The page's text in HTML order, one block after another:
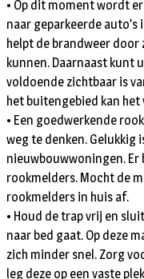
• Op dit moment wordt
naar geparkeerde
helpt de brandweer
kunnen. Daarnaast kunt
voldoende zichtbaar is
het buitengebied kan
• Een goedwerkende
weg te denken. Gelukkig
nieuwbouwwoningen. Er
rookmelders. Mocht de
rookmelders in huis af.
• Houd de trap vrij en
naar bed gaat. Op deze
zich minder snel. Zorg
leg deze op een vaste